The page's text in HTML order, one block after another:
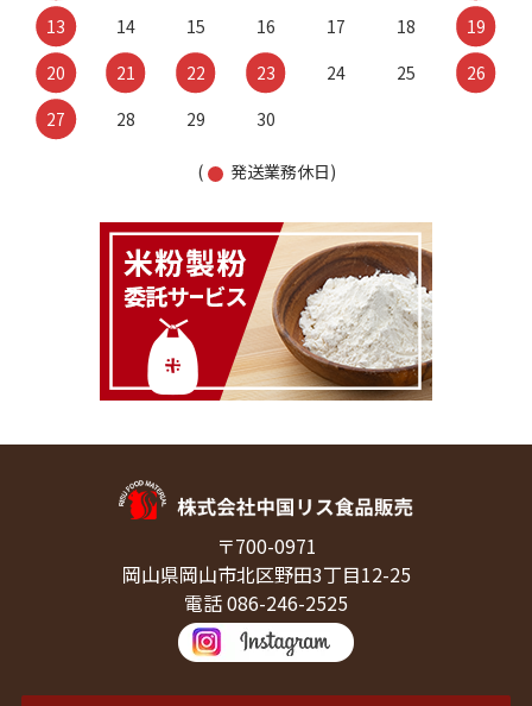
13
14 15 16 17 18
19
20
21 22 23 24 25
26
27
28 29 30
( 発送業務休日)
〒700-0971
岡山県岡山市北区野田3丁目12-25
電話 086-246-2525